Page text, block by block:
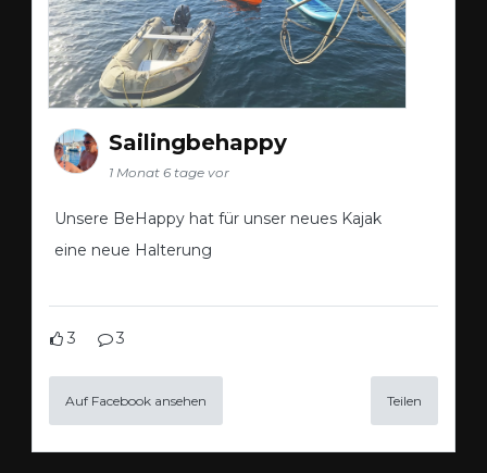
Sailingbehappy
1 Monat 6 tage vor
Unsere BeHappy hat für unser neues Kajak
eine neue Halterung
3 3
Auf Facebook ansehen Teilen